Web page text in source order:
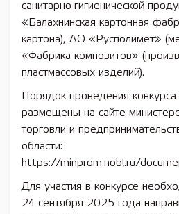
санитарно-гигиенической
«Балахнинская картонная
картона), АО «Русполимет»
«Фабрика композитов»
пластмассовых изделий).
Порядок проведения
размещены на сайте
торговли и
области:
https://minprom.nobl.ru/
Для участия в конкурсе
24 сентября 2025 года